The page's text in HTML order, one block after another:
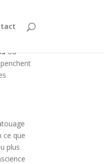
ou
ce que
plus